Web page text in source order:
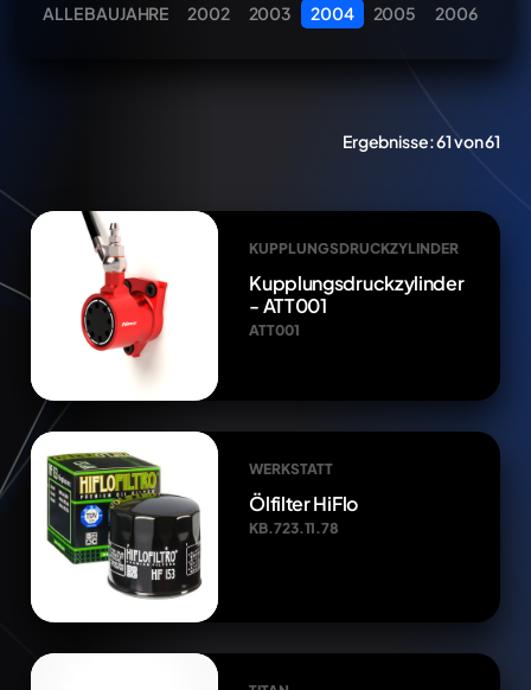
ALLE BAUJAHRE 2002 2003 2004 2005 2006
Ergebnisse:61 von 61
KUPPLUNGSDRUCKZYLINDER
Kupplungsdruckzylinder
- ATT001
ATT001
WERKSTATT
Ölfilter HiFlo
KB.723.11.78